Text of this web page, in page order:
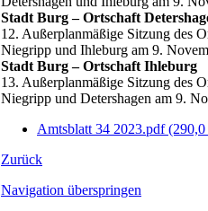
Stadt Burg – Ortschaft
12. Außerplanmäßige Sitzung des
Niegripp und Ihleburg am 9.
Stadt Burg – Ortschaft Ihleburg
13. Außerplanmäßige Sitzung des
Niegripp und Detershagen am 9.
Amtsblatt 34 2023.pdf
Zurück
Navigation überspringen